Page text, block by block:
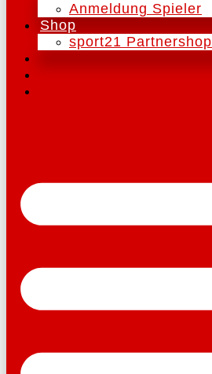
Anmeldung Spieler
Shop
sport21 Partnershop